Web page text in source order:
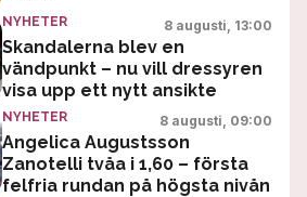
NYHETER 8 augusti, 13:00
Skandalerna blev en
vändpunkt – nu vill dressyren
visa upp ett nytt ansikte
NYHETER 8 augusti, 09:00
Angelica Augustsson
Zanotelli tvåa i 1,60 – första
felfria rundan på högsta nivån